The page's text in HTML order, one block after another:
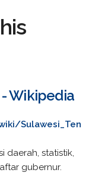
Wikipedia
Sulawesi_Ten
daerah, statistik,
gubernur.